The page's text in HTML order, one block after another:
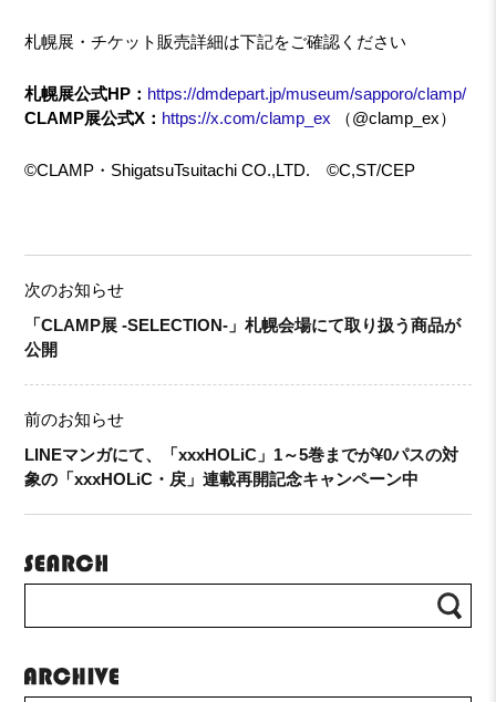
札幌展・チケット販売詳細は下記をご確認ください
札幌展公式HP： https://dmdepart.jp/museum/sapporo/clamp/
CLAMP展公式X： https://x.com/clamp_ex （@clamp_ex）
©CLAMP・ShigatsuTsuitachi CO.,LTD. ©C,ST/CEP
次のお知らせ
「CLAMP展 -SELECTION-」札幌会場にて取り扱う商品が
公開
前のお知らせ
LINEマンガにて、「xxxHOLiC」1～5巻までが¥0パスの対
象の「xxxHOLiC・戻」連載再開記念キャンペーン中